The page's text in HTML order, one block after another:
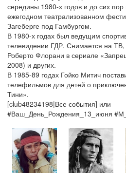
середины 1980-х годов и до сих пор
ежегодном театрализованном
Загеберге под Гамбургом.
В 1980-х годах был ведущим
телевидении ГДР. Снимается на ТВ,
Роберто Флорани в сериале
2008) и других.
В 1985-89 годах Гойко Митич
телефильмов для детей о
Тини».
[club48234198|Все события] или
#Ваш_День_Рождения_13_июня